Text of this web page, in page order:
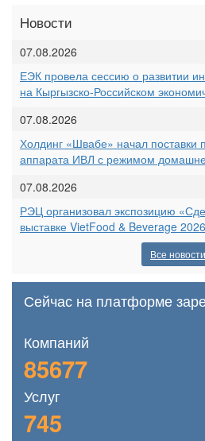
Новости
07.08.2026
ЕЭК провела сессию о развитии
на Кыргызско-Российском
07.08.2026
Холдинг «Швабе» начал поставки
аппарата ИВЛ с режимом
07.08.2026
РЭЦ организовал экспозицию
выставке VietFood & Beverage
Все новости
Сейчас на платформе
Компаний
85677
Услуг
745